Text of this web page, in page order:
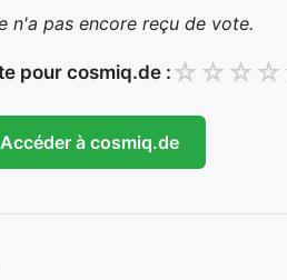
n'a pas encore reçu de vote.
pour cosmiq.de : ☆ ☆ ☆ ☆
Accéder à cosmiq.de